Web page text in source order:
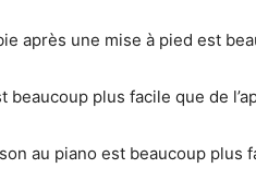
après une mise à pied est
plus facile que de
au piano est beaucoup plus